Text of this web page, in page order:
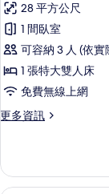
所
有
相
片
大
雙
人
床
的
詳
情
品
客
房,
1
張
特
雙
人
28 平方公尺
1 間臥室
可容納 3 人 (依
1 張特大雙人床
免費無線上網
更多資訊
更
客
房,